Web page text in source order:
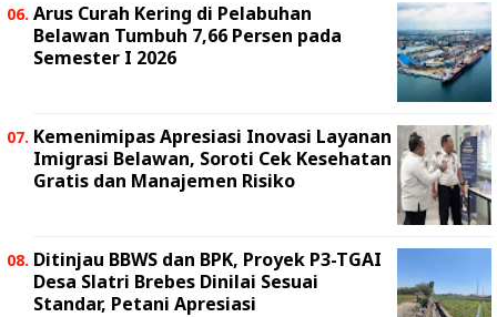
Arus Curah Kering di Pelabuhan
Belawan Tumbuh 7,66 Persen pada
Semester I 2026
Kemenimipas Apresiasi Inovasi Layanan
Imigrasi Belawan, Soroti Cek Kesehatan
Gratis dan Manajemen Risiko
Ditinjau BBWS dan BPK, Proyek P3-TGAI
Desa Slatri Brebes Dinilai Sesuai
Standar, Petani Apresiasi